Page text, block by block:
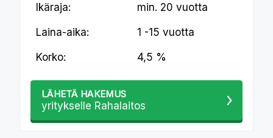
Ikäraja: min. 20 vuotta
Laina-aika: 1 -15 vuotta
Korko: 4,5 %
LÄHETÄ HAKEMUS
yritykselle Rahalaitos